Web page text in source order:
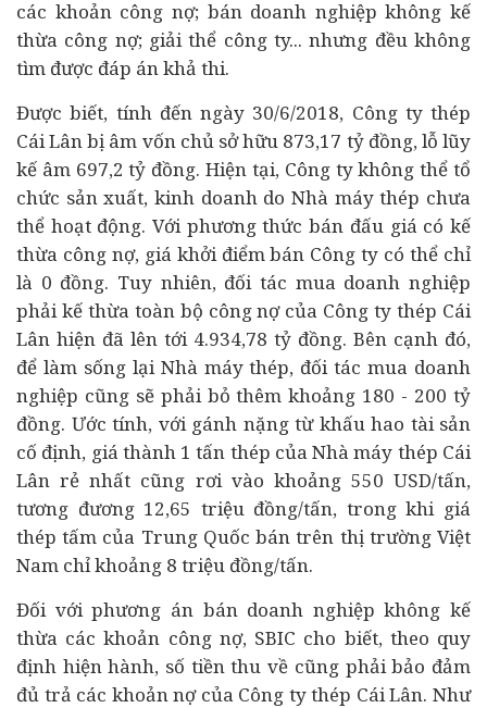
các khoản công nợ; bán doanh nghiệp không kế
thừa công nợ; giải thể công ty... nhưng đều không
tìm được đáp án khả thi.
Được biết, tính đến ngày 30/6/2018, Công ty thép
Cái Lân bị âm vốn chủ sở hữu 873,17 tỷ đồng, lỗ lũy
kế âm 697,2 tỷ đồng. Hiện tại, Công ty không thể tổ
chức sản xuất, kinh doanh do Nhà máy thép chưa
thể hoạt động. Với phương thức bán đấu giá có kế
thừa công nợ, giá khởi điểm bán Công ty có thể chỉ
là 0 đồng. Tuy nhiên, đối tác mua doanh nghiệp
phải kế thừa toàn bộ công nợ của Công ty thép Cái
Lân hiện đã lên tới 4.934,78 tỷ đồng. Bên cạnh đó,
để làm sống lại Nhà máy thép, đối tác mua doanh
nghiệp cũng sẽ phải bỏ thêm khoảng 180 - 200 tỷ
đồng. Ước tính, với gánh nặng từ khấu hao tài sản
cố định, giá thành 1 tấn thép của Nhà máy thép Cái
Lân rẻ nhất cũng rơi vào khoảng 550 USD/tấn,
tương đương 12,65 triệu đồng/tấn, trong khi giá
thép tấm của Trung Quốc bán trên thị trường Việt
Nam chỉ khoảng 8 triệu đồng/tấn.
Đối với phương án bán doanh nghiệp không kế
thừa các khoản công nợ, SBIC cho biết, theo quy
định hiện hành, số tiền thu về cũng phải bảo đảm
đủ trả các khoản nợ của Công ty thép Cái Lân. Như